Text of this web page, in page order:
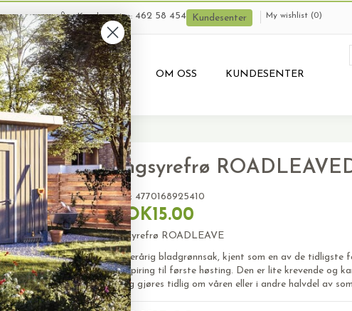
Kundeservice: 462 58 454 Kundesenter My wishlist (0)
PRODUKTUTLEIE OM OSS KUNDESENTER
Engsyrefrø
SKU: 4770168925410
NOK15.00
Engsyrefrø ROADLEAVE
En flerårig bladgrønnsak, kjent som en av de
fra spiring til første høsting. Den er lite krevende og
Såing gjøres tidlig om våren eller i andre halvdel av